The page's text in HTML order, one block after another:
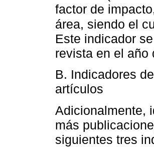
factor de
área, siendo el
Este indicador
revista en el año
B. Indicadores
artículos
Adicionalmente,
más
siguientes tres